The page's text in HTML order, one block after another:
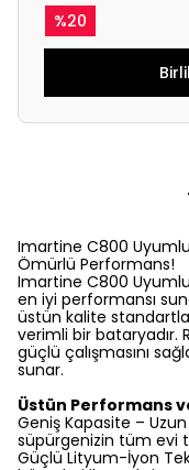
%20
Imartine C800
Ömürlü Performans!
Imartine C800
en iyi performansı
üstün kalite
verimli bir bataryadır.
güçlü çalışmasını
sunar.
Üstün Performans
Geniş Kapasite –
süpürgenizin tüm evi
Güçlü Lityum-İyon